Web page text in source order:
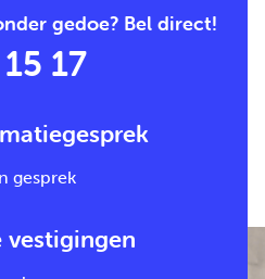
gedoe? Bel direct!
17
gesprek
vestigingen